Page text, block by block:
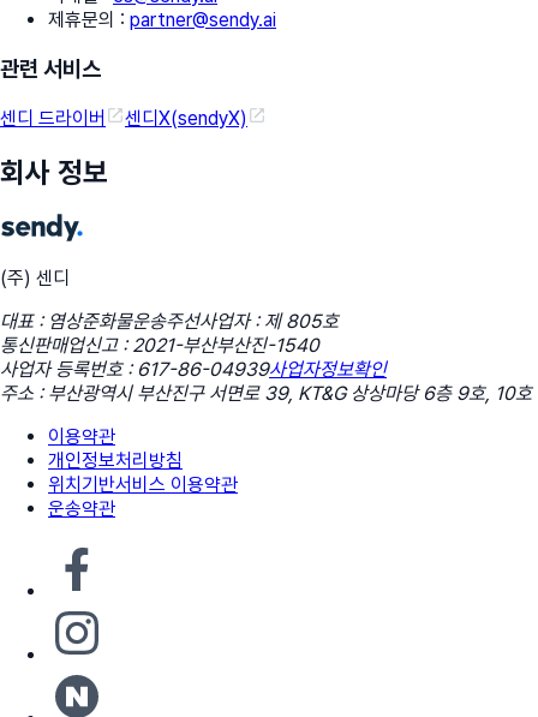
제휴문의 : partner@sendy.ai
관련 서비스
센디 드라이버 센디X(sendyX)
회사 정보
(주) 센디
대표 : 염상준화물운송주선사업자 : 제 805호
통신판매업신고 : 2021-부산부산진-1540
사업자 등록번호 : 617-86-04939사업자정보확인
주소 : 부산광역시 부산진구 서면로 39, KT&G 상상마당 6층 9호, 10호
이용약관
개인정보처리방침
위치기반서비스 이용약관
운송약관